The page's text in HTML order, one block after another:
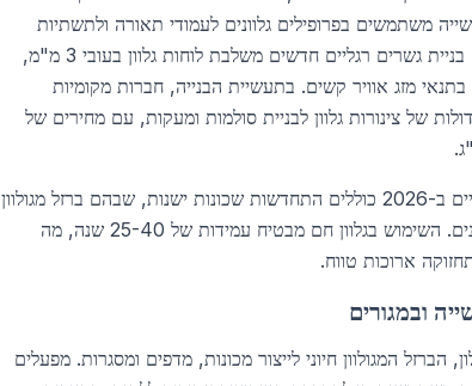
משתמשים בפרופילים גלוונים לעמודי תאורה ולתשתיות
כבישים. לדוגמה, בניית גשרים רגליים חדשים משלבת לוחות גלוון בעובי 3 מ"מ,
מזג אוויר קשים. בתעשיית הבנייה, חברות מקומיות
של צינורות גלוון לבניית סולמות ומעקות, עם מחירים של
פרויקטים ספציפיים ב-2026 כוללים התחדשות שכונות ישנות, שבהם ברזל מגולוון
מחליף מבנים ישנים. השימוש בגלוון חם מבטיח עמידות של 25-40 שנה, מה
ארוכות טווח.
ובמגורים
הברזל המגולוון חיוני לייצור מכונות, מדפים ומסגרות. מפעלים